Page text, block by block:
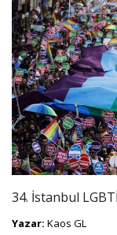
34. İstanbul
Yazar: Kaos GL